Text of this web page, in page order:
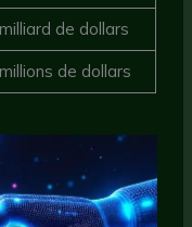
de dollars
de dollars